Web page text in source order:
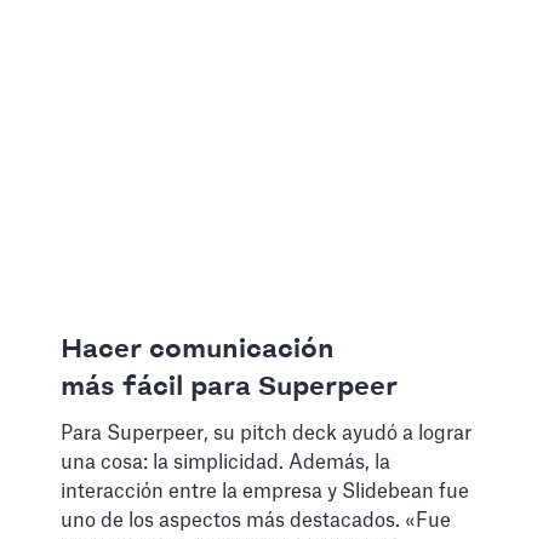
Hacer comunicación
más fácil para Superpeer
Para Superpeer, su pitch deck ayudó a lograr
una cosa: la simplicidad. Además, la
interacción entre la empresa y Slidebean fue
uno de los aspectos más destacados. «Fue